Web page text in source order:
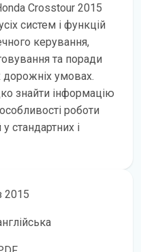
Crosstour 2015
систем і функцій
керування,
та поради
дорожніх умовах.
знайти інформацію
роботи
стандартних і
2015